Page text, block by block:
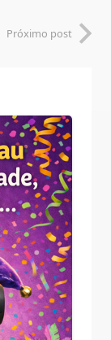
Próximo post